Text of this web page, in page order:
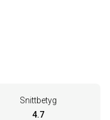
Snittbetyg
4.7